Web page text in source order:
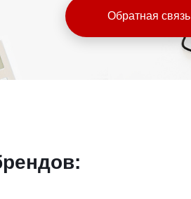
Обратная связь